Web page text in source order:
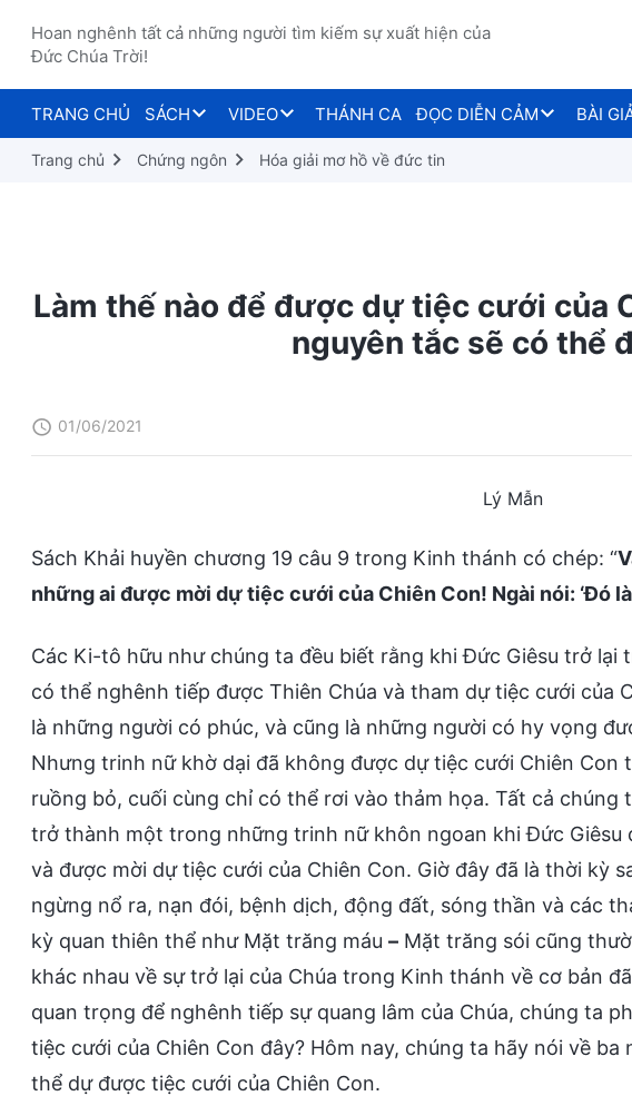
Hoan nghênh tất cả những người tìm kiếm sự xuất hiện của
Đức Chúa Trời!
TRANG CHỦ SÁCH VIDEO THÁNH CA ĐỌC DIỄN CẢM BÀI
Trang chủ Chứng ngôn Hóa giải mơ hồ về đức tin
Làm thế nào để được dự tiệc cưới của
nguyên tắc sẽ có thể
01/06/2021
Lý Mẫn
Sách Khải huyền chương 19 câu 9 trong Kinh thánh có chép: “
những ai được mời dự tiệc cưới của Chiên Con! Ngài nói: ‘Ðó
Các Ki-tô hữu như chúng ta đều biết rằng khi Đức Giêsu trở lại
có thể nghênh tiếp được Thiên Chúa và tham dự tiệc cưới của
là những người có phúc, và cũng là những người có hy vọng
Nhưng trinh nữ khờ dại đã không được dự tiệc cưới Chiên Con
ruồng bỏ, cuối cùng chỉ có thể rơi vào thảm họa. Tất cả
trở thành một trong những trinh nữ khôn ngoan khi Đức Giêsu
và được mời dự tiệc cưới của Chiên Con. Giờ đây đã là thời kỳ
ngừng nổ ra, nạn đói, bệnh dịch, động đất, sóng thần và các
kỳ quan thiên thể như Mặt trăng máu – Mặt trăng sói cũng
khác nhau về sự trở lại của Chúa trong Kinh thánh về cơ bản
quan trọng để nghênh tiếp sự quang lâm của Chúa, chúng ta
tiệc cưới của Chiên Con đây? Hôm nay, chúng ta hãy nói về
thể dự được tiệc cưới của Chiên Con.